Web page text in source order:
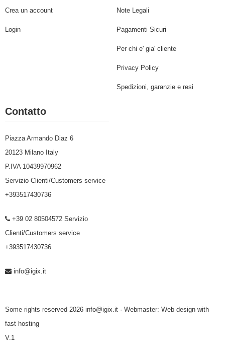
Crea un account
Login
Note Legali
Pagamenti Sicuri
Per chi e' gia' cliente
Privacy Policy
Spedizioni, garanzie e resi
Contatto
Piazza Armando Diaz 6
20123 Milano Italy
P.IVA 10439970962
Servizio Clienti/Customers service
+393517430736
+39 02 80504572 Servizio
Clienti/Customers service
+393517430736
info@igix.it
Some rights reserved 2026 info@igix.it · Webmaster: Web design with
fast hosting
V.1